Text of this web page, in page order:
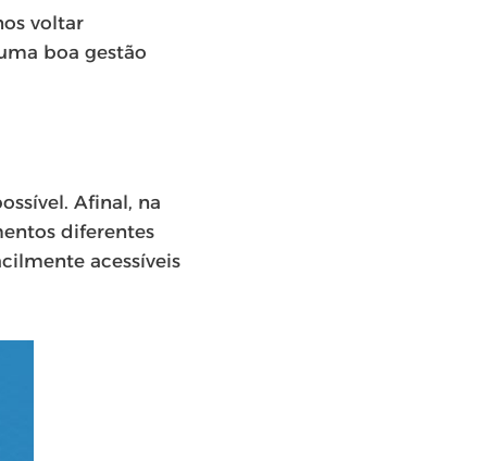
voltar
boa gestão
Afinal, na
diferentes
acessíveis